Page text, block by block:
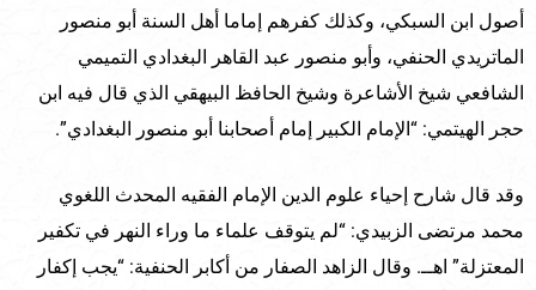
أصول ابن السبكي، وكذلك كفرهم إماما أهل السنة أبو منصور
الماتريدي الحنفي، وأبو منصور عبد القاهر البغدادي التميمي
الشافعي شيخ الأشاعرة وشيخ الحافظ البيهقي الذي قال فيه ابن
حجر الهيتمي: “الإمام الكبير إمام أصحابنا أبو منصور البغدادي”.
وقد قال شارح إحياء علوم الدين الإمام الفقيه المحدث اللغوي
محمد مرتضى الزبيدي: “لم يتوقف علماء ما وراء النهر في تكفير
المعتزلة” اهــ. وقال الزاهد الصفار من أكابر الحنفية: “يجب إكفار